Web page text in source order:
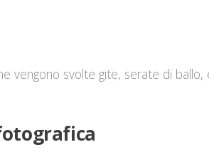
vengono svolte gite, serate di ballo,